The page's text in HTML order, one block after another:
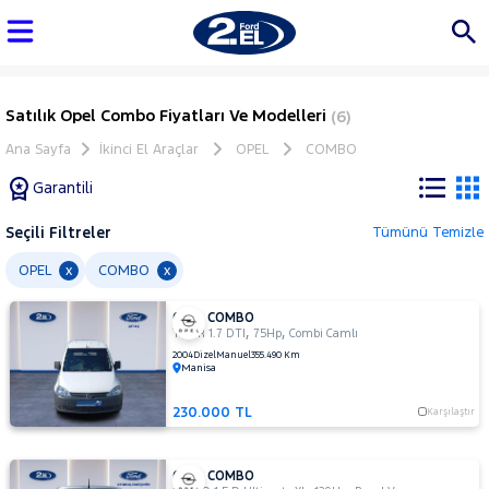
Satılık Opel Combo Fiyatları Ve Modelleri (6)
Ana Sayfa İkinci El Araçlar OPEL COMBO
Garantili
Tüm
AUDI
BMC
BMW
BYD
Seçili Filtreler Tümünü Temizle
OPEL x COMBO x
OPEL COMBO
TOUR 1.7 DTI ,75Hp,Combi Camlı
2004DizelManuel355.490 Km
Manisa
230.000 TL Karşılaştır
OPEL COMBO